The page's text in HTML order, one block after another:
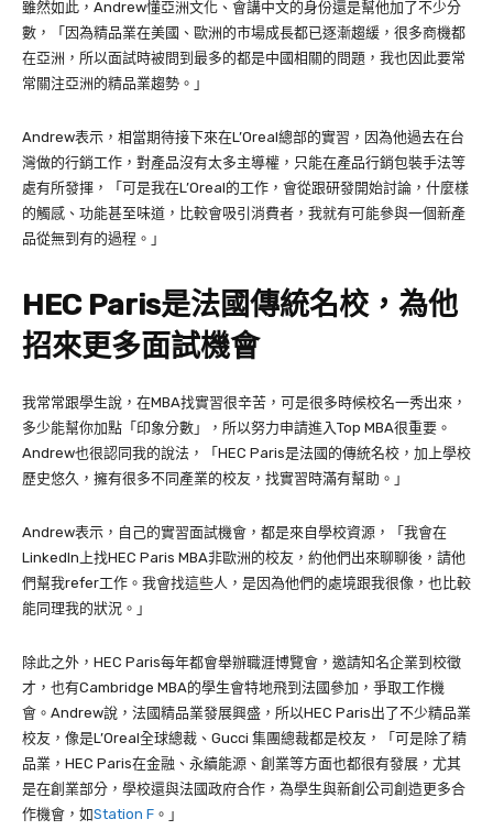
雖然如此， Andrew懂亞洲文化、會講中文的身份還是幫他加了不少分
數，「因為精品業在美國、歐洲的市場成長都已逐漸趨緩，很多商機都
在亞洲，所以面試時被問到最多的都是中國相關的問題，我也因此要常
常關注亞洲的精品業趨勢。」
Andrew表示，相當期待接下來在L’Oreal總部的實習，因為他過去在台
灣做的行銷工作，對產品沒有太多主導權，只能在產品行銷包裝手法等
處有所發揮，「可是我在L’Oreal的工作，會從跟研發開始討論，什麼樣
的觸感、功能甚至味道，比較會吸引消費者，我就有可能參與一個新產
品從無到有的過程。」
HEC Paris是法國傳統名校，為他
招來更多面試機會
我常常跟學生說，在MBA找實習很辛苦，可是很多時候校名一秀出來，
多少能幫你加點「印象分數」，所以努力申請進入 Top MBA很重要。
Andrew也很認同我的說法，「HEC Paris是法國的傳統名校，加上學校
歷史悠久，擁有很多不同產業的校友，找實習時滿有幫助。」
Andrew表示，自己的實習面試機會，都是來自學校資源，「我會在
LinkedIn 上找HEC Paris MBA非歐洲的校友，約他們出來聊聊後，請他
們幫我refer工作。我會找這些人，是因為他們的處境跟我很像，也比較
能同理我的狀況。」
除此之外， HEC Paris每年都會舉辦職涯博覽會，邀請知名企業到校徵
才，也有Cambridge MBA的學生會特地飛到法國參加，爭取工作機
會。 Andrew說，法國精品業發展興盛，所以HEC Paris出了不少精品業
校友，像是L’Oreal全球總裁、Gucci 集團總裁都是校友，「可是除了精
品業， HEC Paris在金融、永續能源、創業等方面也都很有發展，尤其
是在創業部分，學校還與法國政府合作，為學生與新創公司創造更多合
作機會，如Station F 。」